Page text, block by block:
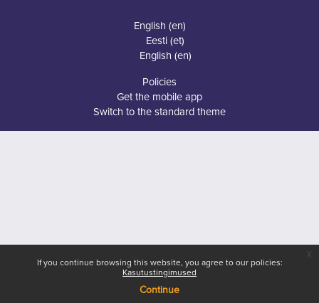
If you continue browsing this website, you agree to our policies:
Kasutustingimused
Continue
English ‎(en)‎
Eesti ‎(et)‎
English ‎(en)‎
Policies
Get the mobile app
Switch to the standard theme